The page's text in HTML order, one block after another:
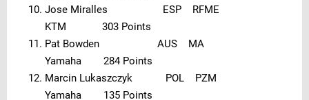
Jose Miralles ESP RFME
KTM 303 Points
Pat Bowden AUS MA
Yamaha 284 Points
Marcin Lukaszczyk POL PZM
Yamaha 135 Points